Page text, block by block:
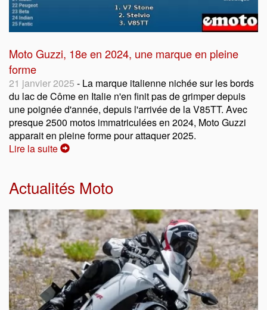
Moto Guzzi, 18e en 2024, une marque en pleine
forme
21 janvier 2025 - La marque italienne nichée sur les bords
du lac de Côme en Italie n'en finit pas de grimper depuis
une poignée d'année, depuis l'arrivée de la V85TT. Avec
presque 2500 motos immatriculées en 2024, Moto Guzzi
apparait en pleine forme pour attaquer 2025.
Lire la suite
Actualités Moto